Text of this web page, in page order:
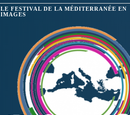
LE FESTIVAL DE LA MÉDITERRANÉE EN
IMAGES